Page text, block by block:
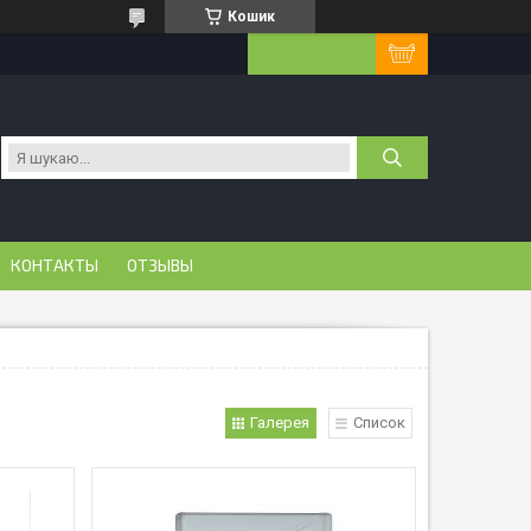
Кошик
КОНТАКТЫ ОТЗЫВЫ
Галерея Список